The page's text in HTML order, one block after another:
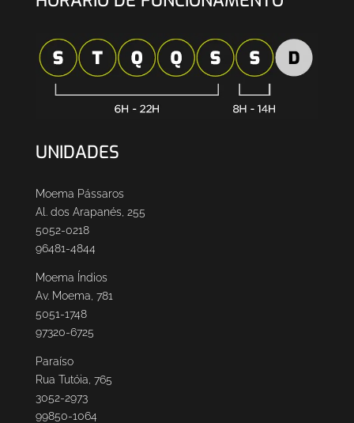
UNIDADES
Moema Pássaros
Al. dos Arapanés, 255
5052-0218
96481-4844
Moema Índios
Av. Moema, 781
5051-1748
97320-6725
Paraíso
Rua Tutóia, 765
3052-2973
99850-1064